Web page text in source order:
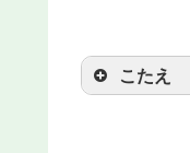
こたえ